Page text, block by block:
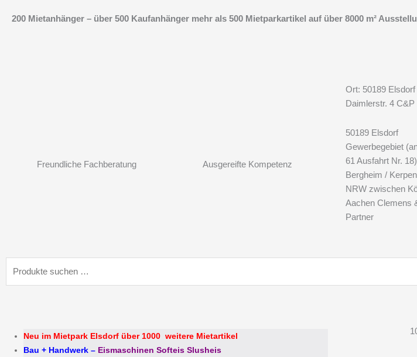
Inhalt200 Mietanhänger – über 500 Kaufanhänger mehr als 500 Mietparkartikel auf über 8000 m²
Freundliche Fachberatung Ausgereifte Kompetenz
Ort: 50189 Elsdorf
Daimlerstr. 4 C&P
50189 Elsdorf
Gewerbegebiet
61 Ausfahrt Nr.
Bergheim /
NRW zwischen
Aachen Clemens
Partner
nach:
Neu im Mietpark Elsdorf über 1000 weitere Mietartikel
Bau + Handwerk – Eismaschinen Softeis Slusheis